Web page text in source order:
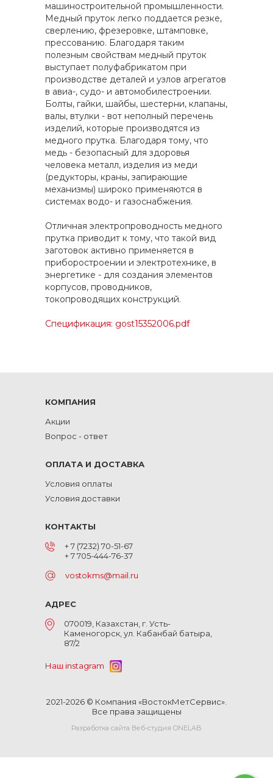
машиностроительной промышленности.
Медный пруток легко поддается резке,
сверлению, фрезеровке, штамповке,
прессованию. Благодаря таким
полезным свойствам медный пруток
выступает полуфабрикатом при
производстве деталей и узлов агрегатов
в авиа-, судо- и автомобилестроении.
Болты, гайки, шайбы, шестерни, клапаны,
валы, втулки - вот неполный перечень
изделий, которые производятся из
медного прутка. Благодаря тому, что
медь - безопасный для здоровья
человека металл, изделия из меди
(редукторы, краны, запирающие
механизмы) широко применяются в
системах водо- и газоснабжения.
Отличная электропроводность медного
прутка приводит к тому, что такой вид
заготовок активно применяется в
приборостроении и электротехнике, в
энергетике - для создания элементов
корпусов, проводников,
токопроводящих конструкций.
Спецификация: gost15352006.pdf
КОМПАНИЯ
Акции
Вопрос - ответ
ОПЛАТА И ДОСТАВКА
Условия оплаты
Условия доставки
КОНТАКТЫ
+ 7 (7232) 70-51-67
+ 7 705-444-76-37
vostokms@mail.ru
АДРЕС
070019, Казахстан, г. Усть-
Каменогорск, ул. Кабанбай батыра,
87/2
Наш instagram
2021-2026 © Компания «ВостокМетСервис».
Все права защищены
Разработка сайта Веб-студия ONELAB